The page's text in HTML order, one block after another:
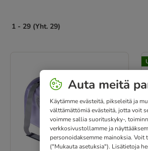
1 - 29 (Yht. 29)
Auta meitä
Käytämme evästeitä, pikseleitä ja
välttämättömiä evästeitä, jotta voit
voimme sallia suorituskyky-,
verkkosivustollamme ja
personoidaksemme mainoksia.
("Mukauta asetuksia"). Lisätietoja